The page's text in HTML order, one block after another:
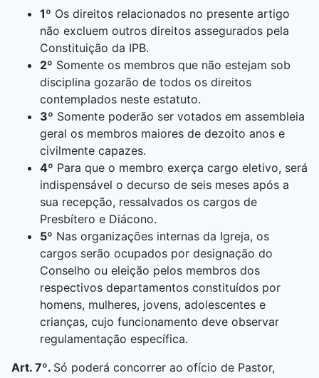
1º Os direitos relacionados no presente artigo
não excluem outros direitos assegurados pela
Constituição da IPB.
2º Somente os membros que não estejam sob
disciplina gozarão de todos os direitos
contemplados neste estatuto.
3º Somente poderão ser votados em assembleia
geral os membros maiores de dezoito anos e
civilmente capazes.
4º Para que o membro exerça cargo eletivo, será
indispensável o decurso de seis meses após a
sua recepção, ressalvados os cargos de
Presbítero e Diácono.
5º Nas organizações internas da Igreja, os
cargos serão ocupados por designação do
Conselho ou eleição pelos membros dos
respectivos departamentos constituídos por
homens, mulheres, jovens, adolescentes e
crianças, cujo funcionamento deve observar
regulamentação específica.
Art. 7º. Só poderá concorrer ao ofício de Pastor,